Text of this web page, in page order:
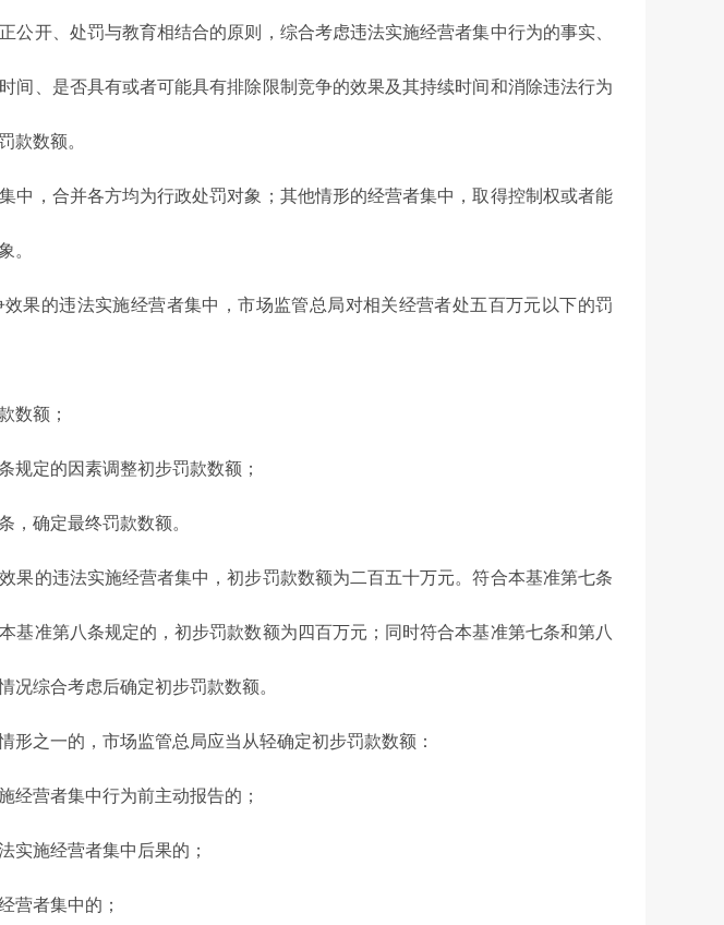
公开、处罚与教育相结合的原则，综合考虑违法实施经营者集中行为的事实、
间、是否具有或者可能具有排除限制竞争的效果及其持续时间和消除违法行为
款数额。
合并各方均为行政处罚对象；其他情形的经营者集中，取得控制权或者能
。
的违法实施经营者集中，市场监管总局对相关经营者处五百万元以下的罚
数额；
定的因素调整初步罚款数额；
确定最终罚款数额。
违法实施经营者集中，初步罚款数额为二百五十万元。符合本基准第七条
基准第八条规定的，初步罚款数额为四百万元；同时符合本基准第七条和第八
况综合考虑后确定初步罚款数额。
一的，市场监管总局应当从轻确定初步罚款数额：
营者集中行为前主动报告的；
施经营者集中后果的；
者集中的；